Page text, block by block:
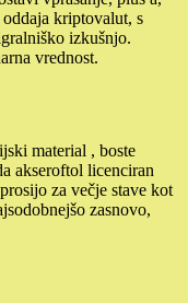
kriptovalut, s
izkušnjo.
vrednost.
material , boste
akseroftol licenciran
za večje stave kot
zasnovo,